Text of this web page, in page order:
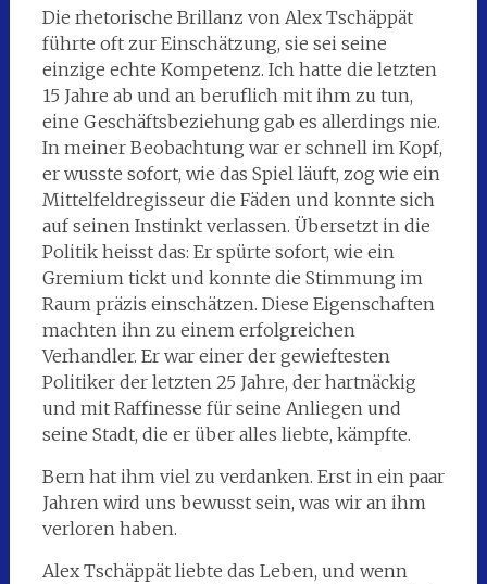
Die rhetorische Brillanz von Alex Tschäppät
führte oft zur Einschätzung, sie sei seine
einzige echte Kompetenz. Ich hatte die letzten
15 Jahre ab und an beruflich mit ihm zu tun,
eine Geschäftsbeziehung gab es allerdings nie.
In meiner Beobachtung war er schnell im Kopf,
er wusste sofort, wie das Spiel läuft, zog wie ein
Mittelfeldregisseur die Fäden und konnte sich
auf seinen Instinkt verlassen. Übersetzt in die
Politik heisst das: Er spürte sofort, wie ein
Gremium tickt und konnte die Stimmung im
Raum präzis einschätzen. Diese Eigenschaften
machten ihn zu einem erfolgreichen
Verhandler. Er war einer der gewieftesten
Politiker der letzten 25 Jahre, der hartnäckig
und mit Raffinesse für seine Anliegen und
seine Stadt, die er über alles liebte, kämpfte.
Bern hat ihm viel zu verdanken. Erst in ein paar
Jahren wird uns bewusst sein, was wir an ihm
verloren haben.
Alex Tschäppät liebte das Leben, und wenn